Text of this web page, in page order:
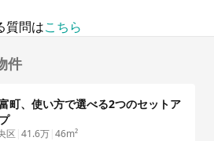
質問はこちら
件
町、使い方で選べる2つのセットア
区 41.6万 46m²